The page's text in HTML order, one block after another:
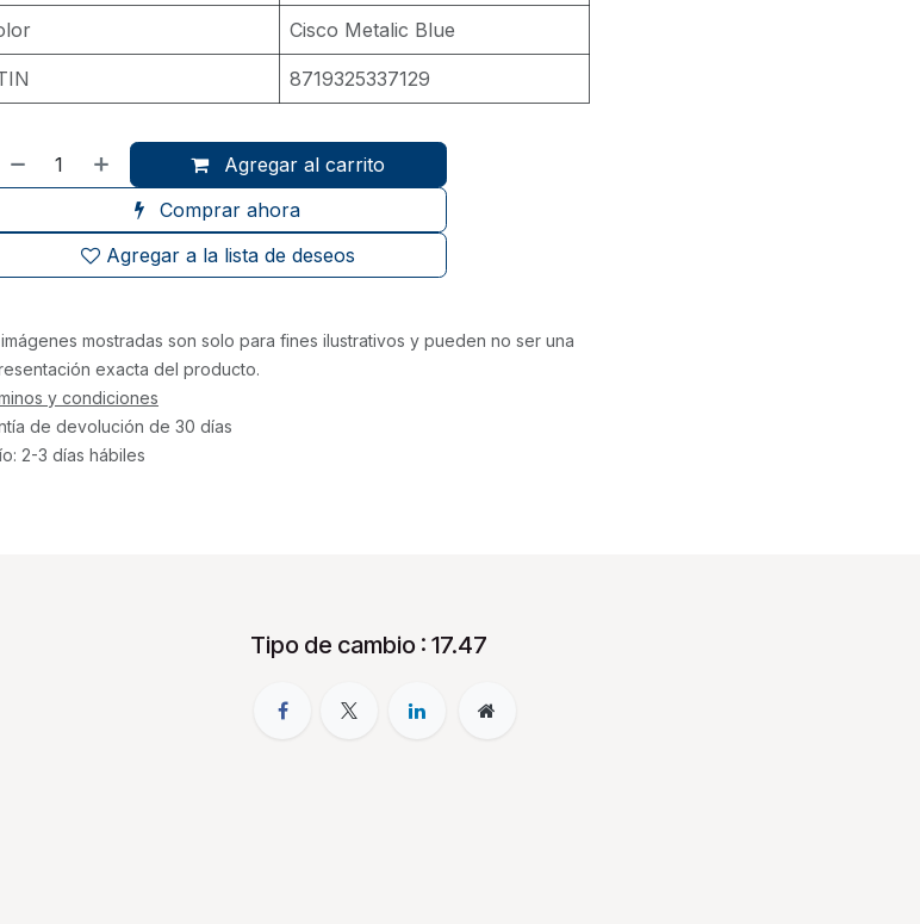
Cisco Metalic Blue
8719325337129
Agregar al carrito
Comprar ahora
Agregar a la lista de deseos
mostradas son solo para fines ilustrativos y pueden no ser una
exacta del producto.
y condiciones
de devolución de 30 días
2-3 días hábiles
Tipo de cambio : 17.47